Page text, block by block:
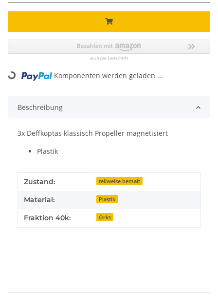
Loading... Komponenten werden geladen ...
Beschreibung
3x Deffkoptas klassisch Propeller magnetisiert
Plastik
Produkteigenschaft
Wert
Zustand: teilweise bemalt
Material: Plastik
Fraktion 40k: Orks